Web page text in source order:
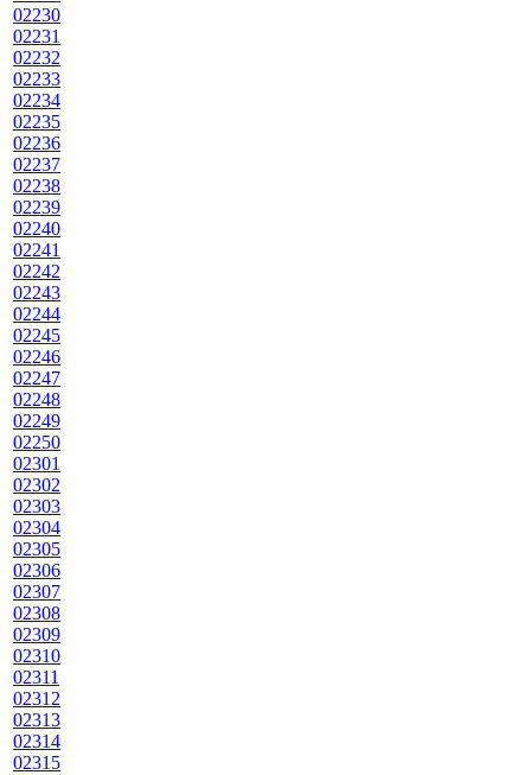
02230
02231
02232
02233
02234
02235
02236
02237
02238
02239
02240
02241
02242
02243
02244
02245
02246
02247
02248
02249
02250
02301
02302
02303
02304
02305
02306
02307
02308
02309
02310
02311
02312
02313
02314
02315